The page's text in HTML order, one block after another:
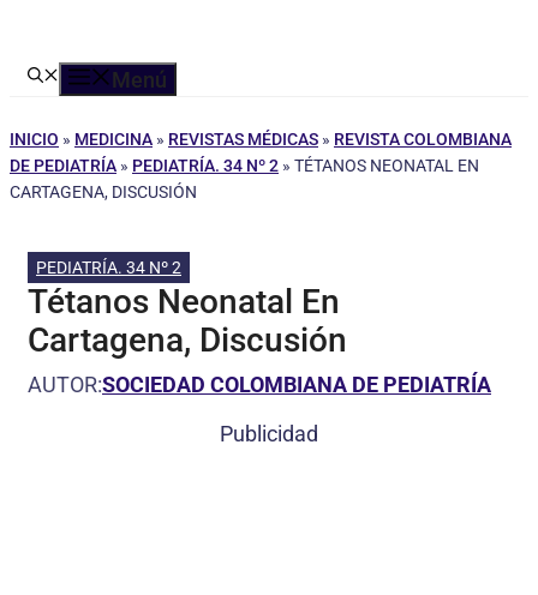
Menú
INICIO » MEDICINA » REVISTAS MÉDICAS » REVISTA COLOMBIANA
DE PEDIATRÍA » PEDIATRÍA. 34 Nº 2 » TÉTANOS NEONATAL EN
CARTAGENA, DISCUSIÓN
PEDIATRÍA. 34 Nº 2
Tétanos Neonatal En
Cartagena, Discusión
AUTOR:SOCIEDAD COLOMBIANA DE PEDIATRÍA
Publicidad